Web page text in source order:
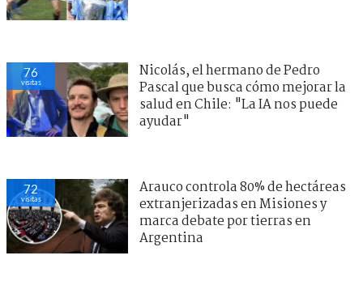
76
visitas
Nicolás, el hermano de Pedro
Pascal que busca cómo mejorar la
salud en Chile: "La IA nos puede
ayudar"
72
visitas
Arauco controla 80% de hectáreas
extranjerizadas en Misiones y
marca debate por tierras en
Argentina